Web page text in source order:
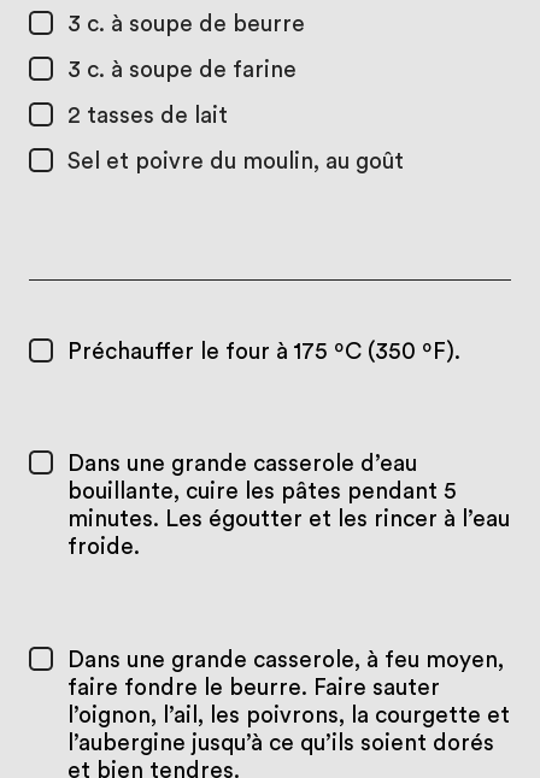
3 c. à soupe de beurre
3 c. à soupe de farine
2 tasses de lait
Sel et poivre du moulin, au goût
Préchauffer le four à 175 ºC (350 ºF).
Dans une grande casserole d’eau
bouillante, cuire les pâtes pendant 5
minutes. Les égoutter et les rincer à l’eau
froide.
Dans une grande casserole, à feu moyen,
faire fondre le beurre. Faire sauter
l’oignon, l’ail, les poivrons, la courgette et
l’aubergine jusqu’à ce qu’ils soient dorés
et bien tendres.